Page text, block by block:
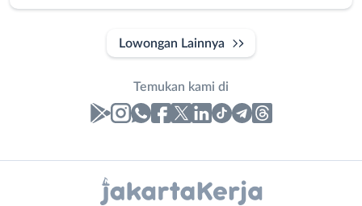
Lowongan Lainnya
Temukan kami di